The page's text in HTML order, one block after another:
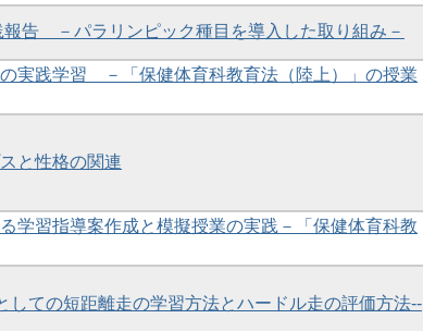
報告 －パラリンピック種目を導入した取り組み－
実践学習 －「保健体育科教育法（陸上）」の授業
と性格の関連
学習指導案作成と模擬授業の実践－「保健体育科教
ての短距離走の学習方法とハードル走の評価方法--